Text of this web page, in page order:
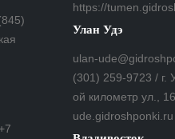
https://
Улан Удэ
ulan-
(301) 259-9723 / г.
ой километр ул.,
ude.gidroshponki.ru